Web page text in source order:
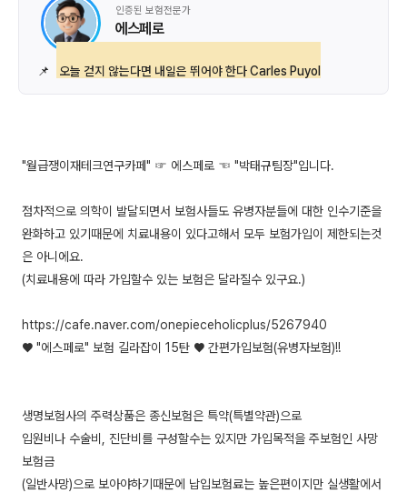
인증된 보험전문가
에스페로
📌 오늘 걷지 않는다면 내일은 뛰어야 한다 Carles Puyol
"월급쟁이재테크연구카페" ☞ 에스페로 ☜ "박태규팀장"입니다.
점차적으로 의학이 발달되면서 보험사들도 유병자분들에 대한 인수기준을
완화하고 있기때문에 치료내용이 있다고해서 모두 보험가입이 제한되는것
은 아니에요.
(치료내용에 따라 가입할수 있는 보험은 달라질수 있구요.)
https://cafe.naver.com/onepieceholicplus/5267940
♥ "에스페로" 보험 길라잡이 15탄 ♥ 간편가입보험(유병자보험)!!
생명보험사의 주력상품은 종신보험은 특약(특별약관)으로
입원비나 수술비, 진단비를 구성할수는 있지만 가입목적을 주보험인 사망
보험금
(일반사망)으로 보아야하기때문에 납입보험료는 높은편이지만 실생활에서